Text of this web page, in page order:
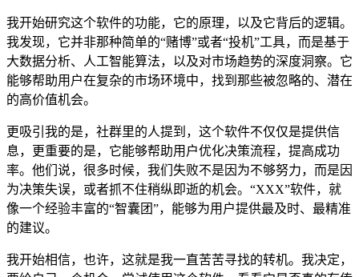
我开始研究这个软件的功能，它的原理，以及它背后的逻辑。
我发现，它并非那种简单的“赌博”或者“投机”工具，而是基于
大数据分析、人工智能算法，以及对市场趋势的深度洞察。它
能够帮助用户在复杂的市场环境中，找到那些被忽略的、潜在
的高价值机会。
更吸引我的是，社群里的人提到，这个软件不仅仅是提供信
息，更重要的是，它能够帮助用户优化决策流程，提高成功
率。他们说，很多时候，我们失败不是因为不够努力，而是因
为决策失误，或者抓不住稍纵即逝的机会。“XXX”软件，就
像一个经验丰富的“智囊团”，能够为用户提供最及时、最精准
的建议。
我开始相信，也许，这就是我一直苦苦寻找的转机。我决定，